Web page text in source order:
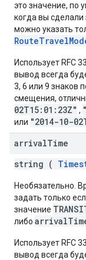
это значение, по
когда вы
можно указать
Использует RFC
вывод всегда
3, 6 или 9 знаков
смещения,
02T15:01:23Z" ,
или "2014-10-
arrivalTime
string (
Необязательно.
задать только
значение
либо
Использует RFC
вывод всегда